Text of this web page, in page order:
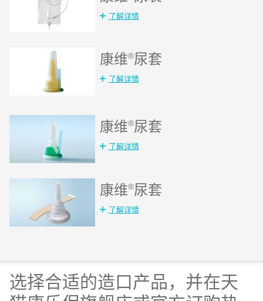
了解详情
康维®尿套
了解详情
康维®尿套
了解详情
康维®尿套
了解详情
选择合适的造口产品，并在天